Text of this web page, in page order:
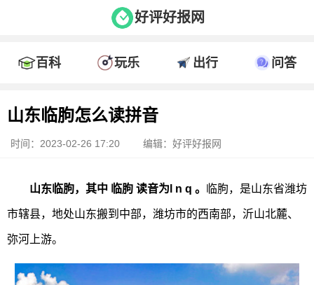
好评好报网
百科 玩乐 出行 问答
山东临朐怎么读拼音
时间：2023-02-26 17:20 编辑：好评好报网
山东临朐，其中 临朐 读音为l n q 。 临朐，是山东省潍坊
市辖县，地处山东搬到中部，潍坊市的西南部，沂山北麓、
弥河上游。